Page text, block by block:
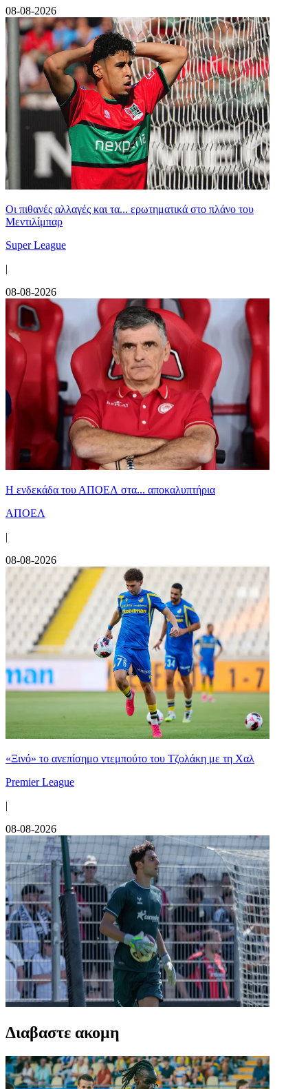
08-08-2026
Οι πιθανές αλλαγές και τα... ερωτηματικά στο πλάνο του
Μεντιλίμπαρ
Super League
|
08-08-2026
Η ενδεκάδα του ΑΠΟΕΛ στα... αποκαλυπτήρια
ΑΠΟΕΛ
|
08-08-2026
«Ξινό» το ανεπίσημο ντεμπούτο του Τζολάκη με τη Χαλ
Premier League
|
08-08-2026
Διαβαστε ακομη